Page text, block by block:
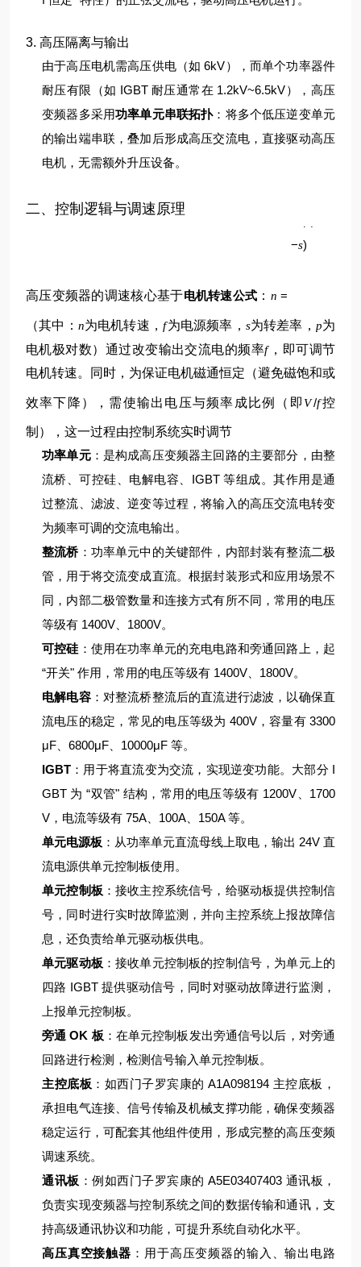
3. 高压隔离与输出
由于高压电机需高压供电（如 6kV），而单个功率器件
耐压有限（如 IGBT 耐压通常在 1.2kV~6.5kV），高压
变频器多采用功率单元串联拓扑：将多个低压逆变单元
的输出端串联，叠加后形成高压交流电，直接驱动高压
电机，无需额外升压设备。
二、控制逻辑与调速原理
高压变频器的调速核心基于电机转速公式 ： n =
−s)
（其中： n为电机转速， f为电源频率， s为转差率， p为
电机极对数） 通过改变输出交流电的频率f，即可调节
电机转速。同时，为保证电机磁通恒定（避免磁饱和或
效率下降），需使输出电压与频率成比例（即 V /f控
制），这一过程由控制系统实时调节
功率单元：是构成高压变频器主回路的主要部分，由整
流桥、可控硅、电解电容、IGBT 等组成。其作用是通
过整流、滤波、逆变等过程，将输入的高压交流电转变
为频率可调的交流电输出。
整流桥：功率单元中的关键部件，内部封装有整流二极
管，用于将交流变成直流。根据封装形式和应用场景不
同，内部二极管数量和连接方式有所不同，常用的电压
等级有 1400V、1800V。
可控硅 ：使用在功率单元的充电电路和旁通回路上，起
“开关" 作用，常用的电压等级有 1400V、1800V。
电解电容：对整流桥整流后的直流进行滤波，以确保直
流电压的稳定，常见的电压等级为 400V，容量有 3300
μF、6800μF、10000μF 等。
IGBT ：用于将直流变为交流，实现逆变功能。大部分 I
GBT 为 “双管" 结构，常用的电压等级有 1200V、1700
V，电流等级有 75A、100A、150A 等。
单元电源板 ：从功率单元直流母线上取电，输出 24V 直
流电源供单元控制板使用。
单元控制板 ：接收主控系统信号，给驱动板提供控制信
号，同时进行实时故障监测，并向主控系统上报故障信
息，还负责给单元驱动板供电。
单元驱动板 ：接收单元控制板的控制信号，为单元上的
四路 IGBT 提供驱动信号，同时对驱动故障进行监测，
上报单元控制板。
旁通 OK 板 ：在单元控制板发出旁通信号以后，对旁通
回路进行检测，检测信号输入单元控制板。
主控底板 ：如西门子罗宾康的 A1A098194 主控底板，
承担电气连接、信号传输及机械支撑功能，确保变频器
稳定运行，可配套其他组件使用，形成完整的高压变频
调速系统。
通讯板 ：例如西门子罗宾康的 A5E03407403 通讯板，
负责实现变频器与控制系统之间的数据传输和通讯，支
持高级通讯协议和功能，可提升系统自动化水平。
高压真空接触器 ：用于高压变频器的输入、输出电路